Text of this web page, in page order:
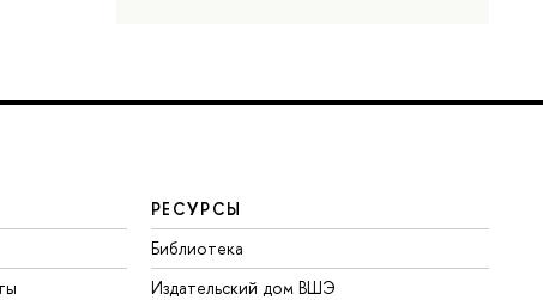
РЕСУРСЫ
Библиотека
Издательский дом ВШЭ